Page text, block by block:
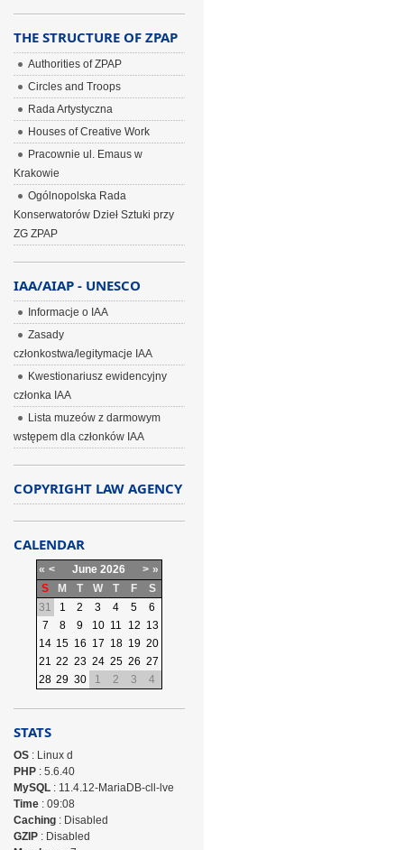
THE STRUCTURE OF ZPAP
Authorities of ZPAP
Circles and Troops
Rada Artystyczna
Houses of Creative Work
Pracownie ul. Emaus w
Krakowie
Ogólnopolska Rada
Konserwatorów Dzieł Sztuki przy
ZG ZPAP
IAA/AIAP - UNESCO
Informacje o IAA
Zasady
członkostwa/legitymacje IAA
Kwestionariusz ewidencyjny
członka IAA
Lista muzeów z darmowym
wstępem dla członków IAA
COPYRIGHT LAW AGENCY
CALENDAR
« < June 2026 > »
S
M T W T F
S
31
1 2 3 4 5
6
7
8 9 10 11 12 13
14 15 16 17 18 19 20
21 22 23 24 25 26 27
28 29 30 1 2 3 4
STATS
OS: Linux d
PHP: 5.6.40
MySQL: 11.4.12-MariaDB-cll-lve
Time: 09:08
Caching: Disabled
GZIP: Disabled